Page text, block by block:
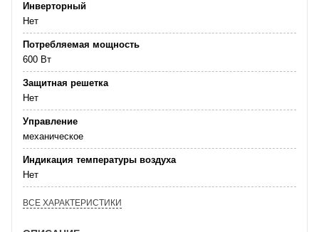
Инверторный
Нет
Потребляемая мощность
600 Вт
Защитная решетка
Нет
Управление
механическое
Индикация температуры воздуха
Нет
ВСЕ ХАРАКТЕРИСТИКИ